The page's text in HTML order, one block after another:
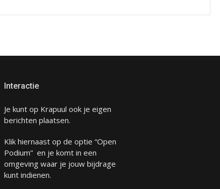
Interactie
Je kunt op Krapuul ook je eigen
berichten plaatsen.
Klik hiernaast op de optie “Open
Podium” en je komt in een
omgeving waar je jouw bijdrage
kunt indienen.